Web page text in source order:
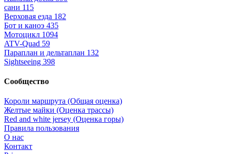
сани 115
Верховая езда 182
Бот и каноэ 435
Мотоцикл 1094
ATV-Quad 59
Параплан и дельтаплан 132
Sightseeing 398
Сообщество
Короли маршрута (Общая оценка)
Желтые майки (Оценка трассы)
Red and white jersey (Оценка горы)
Правила пользования
О нас
Контакт